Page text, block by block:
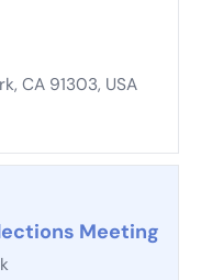
CA 91303, USA
Meeting